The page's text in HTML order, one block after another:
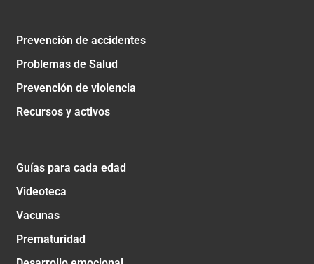
Prevención de accidentes
Problemas de Salud
Prevención de violencia
Recursos y activos
Guías para cada edad
Videoteca
Vacunas
Prematuridad